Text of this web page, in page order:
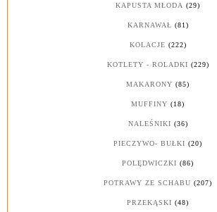
KAPUSTA MŁODA (29)
KARNAWAŁ (81)
KOLACJE (222)
KOTLETY - ROLADKI (229)
MAKARONY (85)
MUFFINY (18)
NALEŚNIKI (36)
PIECZYWO- BUŁKI (20)
POLĘDWICZKI (86)
POTRAWY ZE SCHABU (207)
PRZEKĄSKI (48)